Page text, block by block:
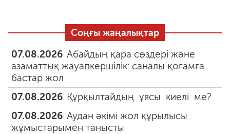
Соңғы жаңалықтар
07.08.2026 Абайдың қара сөздері және
азаматтық жауапкершілік: саналы қоғамға
бастар жол
07.08.2026 Құрқылтайдың ұясы киелі ме?
07.08.2026 Аудан әкімі жол құрылысы
жұмыстарымен танысты